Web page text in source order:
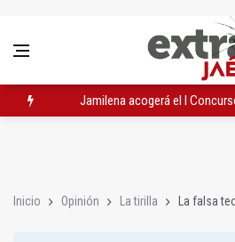
Jamilena acogerá el I
Inicio Opinión La tirilla La falsa